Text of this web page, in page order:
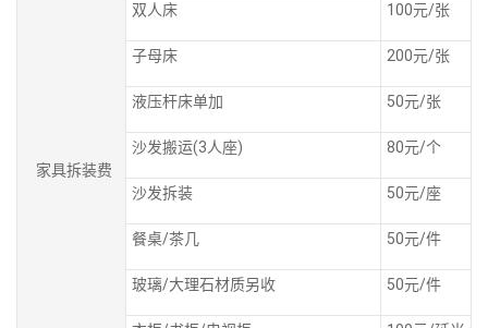
家具拆装费
双人床 100元/张
子母床 200元/张
液压杆床单加 50元/张
沙发搬运(3人座) 80元/个
沙发拆装 50元/座
餐桌/茶几 50元/件
玻璃/大理石材质另收 50元/件